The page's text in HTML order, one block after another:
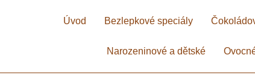
Úvod Bezlepkové speciály
Narozeninové a dětské